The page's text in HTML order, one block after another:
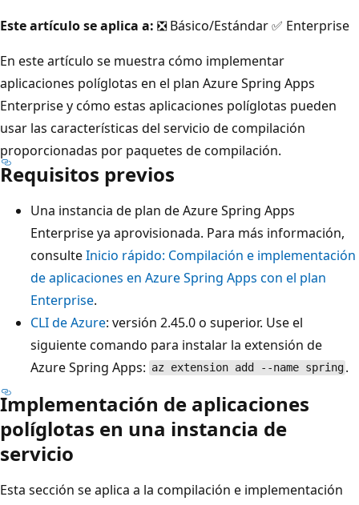
Este artículo se aplica a: ❎ Básico/Estándar ✅ Enterprise
En este artículo se muestra cómo implementar
aplicaciones políglotas en el plan Azure Spring Apps
Enterprise y cómo estas aplicaciones políglotas pueden
usar las características del servicio de compilación
proporcionadas por paquetes de compilación.
Requisitos previos
Una instancia de plan de Azure Spring Apps
Enterprise ya aprovisionada. Para más información,
consulteInicio rápido: Compilación e implementación
de aplicaciones en Azure Spring Apps con el plan
Enterprise.
CLI de Azure: versión 2.45.0 o superior. Use el
siguiente comando para instalar la extensión de
Azure Spring Apps: az extension add --name spring .
Implementación de aplicaciones
políglotas en una instancia de
servicio
Esta sección se aplica a la compilación e implementación